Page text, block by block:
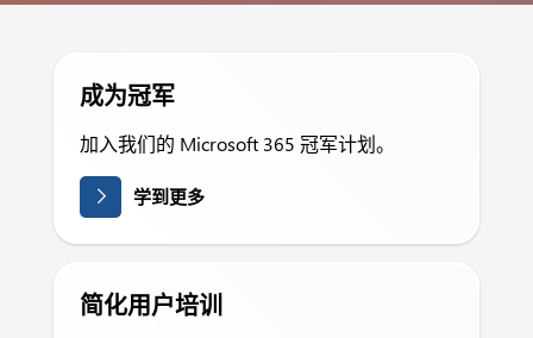
成为冠军
加入我们的 Microsoft 365 冠军计划。
学到更多
简化用户培训